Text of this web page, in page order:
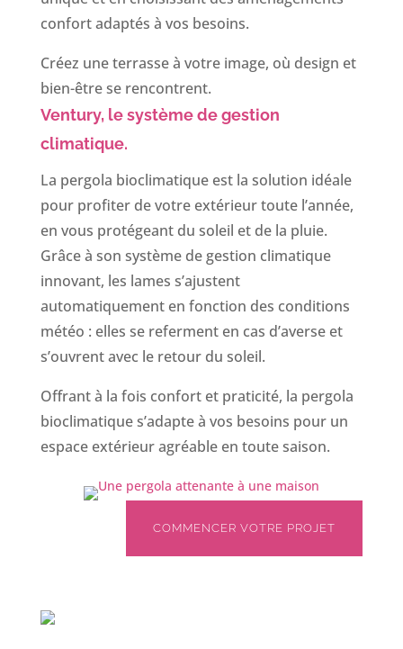
confort adaptés à vos besoins.
Créez une terrasse à votre image, où design et
bien-être se rencontrent.
Ventury, le système de gestion
climatique.
La pergola bioclimatique est la solution idéale
pour profiter de votre extérieur toute l’année,
en vous protégeant du soleil et de la pluie.
Grâce à son système de gestion climatique
innovant, les lames s’ajustent
automatiquement en fonction des conditions
météo : elles se referment en cas d’averse et
s’ouvrent avec le retour du soleil.
Offrant à la fois confort et praticité, la pergola
bioclimatique s’adapte à vos besoins pour un
espace extérieur agréable en toute saison.
COMMENCER VOTRE PROJET